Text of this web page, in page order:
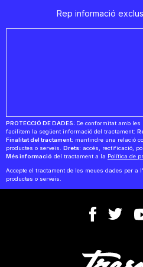
Rep informació
PROTECCIÓ DE DADES: De conformitat amb les
facilitem la següent informació del tractament:
Finalitat del tractament: mantindre una relació
productes o serveis. Drets: accés, rectificació,
Més informació del tractament a la Política de
Accepte el tractament de les meues dades per a
productes o serveis.